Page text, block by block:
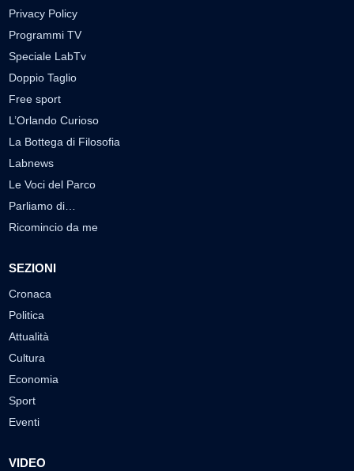
Privacy Policy
Programmi TV
Speciale LabTv
Doppio Taglio
Free sport
L’Orlando Curioso
La Bottega di Filosofia
Labnews
Le Voci del Parco
Parliamo di…
Ricomincio da me
SEZIONI
Cronaca
Politica
Attualità
Cultura
Economia
Sport
Eventi
VIDEO